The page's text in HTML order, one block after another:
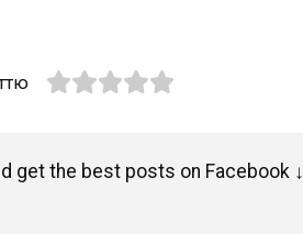
get the best posts on Facebook ↓